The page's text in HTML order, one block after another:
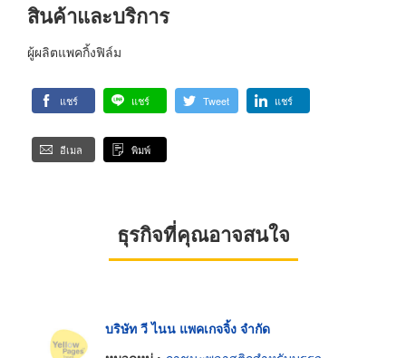
สินค้าและบริการ
ผู้ผลิตแพคกิ้งฟิล์ม
แชร์ แชร์ Tweet แชร์
อีเมล พิมพ์
ธุรกิจที่คุณอาจสนใจ
บริษัท วี ไนน แพคเกจจิ้ง จำกัด